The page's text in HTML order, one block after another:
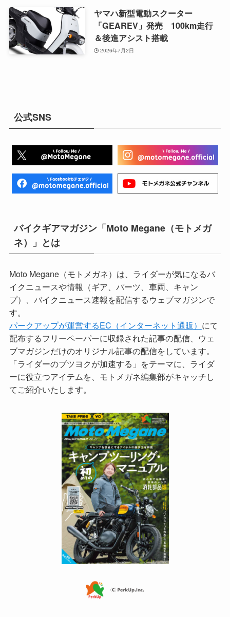
ヤマハ新型電動スクーター
「GEAREV」発売 100km走行
＆後進アシスト搭載
2026年7月2日
公式SNS
バイクギアマガジン「Moto Megane（モトメガ
ネ）」とは
Moto Megane（モトメガネ）は、ライダーが気になるバ
イクニュースや情報（ギア、パーツ、車両、キャン
プ）、バイクニュース速報を配信するウェブマガジンで
す。
パークアップが運営するEC（インターネット通販） にて
配布するフリーペーパーに収録された記事の配信、ウェ
ブマガジンだけのオリジナル記事の配信をしています。
「ライダーのブツヨクが加速する」をテーマに、ライダ
ーに役立つアイテムを、モトメガネ編集部がキャッチし
てご紹介いたします。